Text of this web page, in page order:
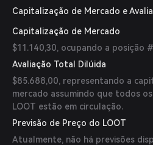
Capitalização de Mercado e
Capitalização de Mercado
$11.140,30, ocupando a posição
Avaliação Total Dilúida
$85.688,00, representando a
mercado assumindo que todos
LOOT estão em circulação.
Previsão de Preço do LOOT
Atualmente, não há previsões